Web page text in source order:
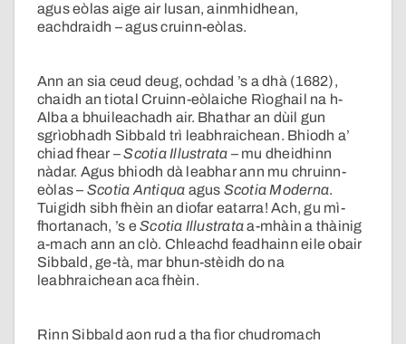
agus eòlas aige air lusan, ainmhidhean,
eachdraidh – agus cruinn-eòlas.
Ann an sia ceud deug, ochdad ’s a dhà (1682),
chaidh an tiotal Cruinn-eòlaiche Rìoghail na h-
Alba a bhuileachadh air. Bhathar an dùil gun
sgrìobhadh Sibbald trì leabhraichean. Bhiodh a’
chiad fhear –Scotia Illustrata – mu dheidhinn
nàdar. Agus bhiodh dà leabhar ann mu chruinn-
eòlas – Scotia Antiqua agus Scotia Moderna.
Tuigidh sibh fhèin an diofar eatarra! Ach, gu mì-
fhortanach, ’s eScotia Illustrataa-mhàin a thàinig
a-mach ann an clò. Chleachd feadhainn eile obair
Sibbald, ge-tà, mar bhun-stèidh do na
leabhraichean aca fhèin.
Rinn Sibbald aon rud a tha fìor chudromach